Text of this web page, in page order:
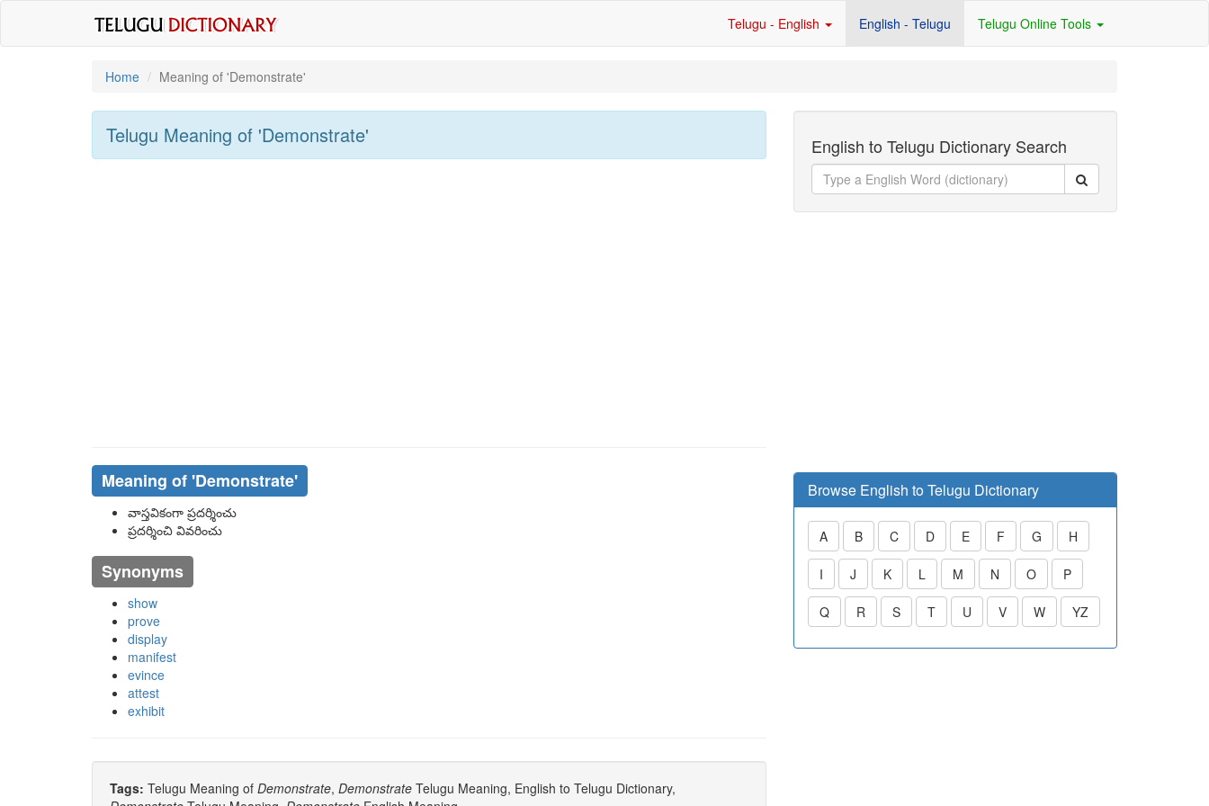
Telugu - English English - Telugu Telugu Online Tools
Home Meaning of 'demonstrate'
Telugu Meaning of 'demonstrate'
Meaning of 'demonstrate'
వాస్తవికంగా ప్రదర్శించు
ప్రదర్శించి వివరించు
Synonyms
show
prove
display
manifest
evince
attest
exhibit
Tags: Telugu Meaning of Demonstrate, Demonstrate Telugu Meaning, English to Telugu Dictionary,
English to Telugu Dictionary Search
Browse English to Telugu Dictionary
A B C D E F G H
I J K L M N O P
Q R S T U V W YZ